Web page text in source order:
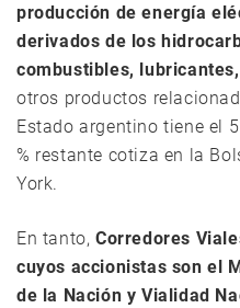
producción de energía
derivados de los
combustibles,
otros productos
Estado argentino tiene el
% restante cotiza en la
York.
En tanto, Corredores
cuyos accionistas son el
de la Nación y Vialidad